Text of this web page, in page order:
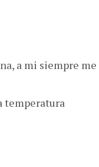
a mi siempre me
temperatura